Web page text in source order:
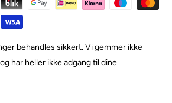
behandles sikkert. Vi gemmer ikke
har heller ikke adgang til dine